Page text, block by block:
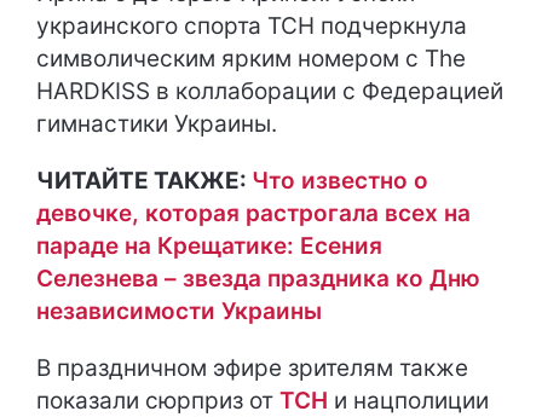
украинского спорта ТСН подчеркнула
символическим ярким номером с The
HARDKISS в коллаборации с Федерацией
гимнастики Украины.
ЧИТАЙТЕ ТАКЖЕ: Что известно о
девочке, которая растрогала всех на
параде на Крещатике: Есения
Селезнева – звезда праздника ко Дню
независимости Украины
В праздничном эфире зрителям также
показали сюрприз от ТСН и нацполиции